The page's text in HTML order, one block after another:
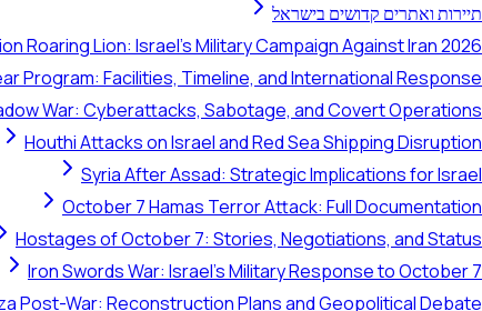
תיירות ואתרים קדושים בישראל
Roaring Lion: Israel's Military Campaign Against Iran 2026
Program: Facilities, Timeline, and International Response
War: Cyberattacks, Sabotage, and Covert Operations
Houthi Attacks on Israel and Red Sea Shipping Disruption
Syria After Assad: Strategic Implications for Israel
October 7 Hamas Terror Attack: Full Documentation
Hostages of October 7: Stories, Negotiations, and Status
Iron Swords War: Israel's Military Response to October 7
Post-War: Reconstruction Plans and Geopolitical Debate